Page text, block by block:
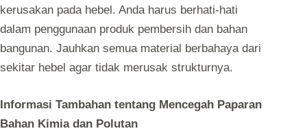
kerusakan pada hebel. Anda harus berhati-hati
dalam penggunaan produk pembersih dan bahan
bangunan. Jauhkan semua material berbahaya dari
sekitar hebel agar tidak merusak strukturnya.
Informasi Tambahan tentang Mencegah Paparan
Bahan Kimia dan Polutan